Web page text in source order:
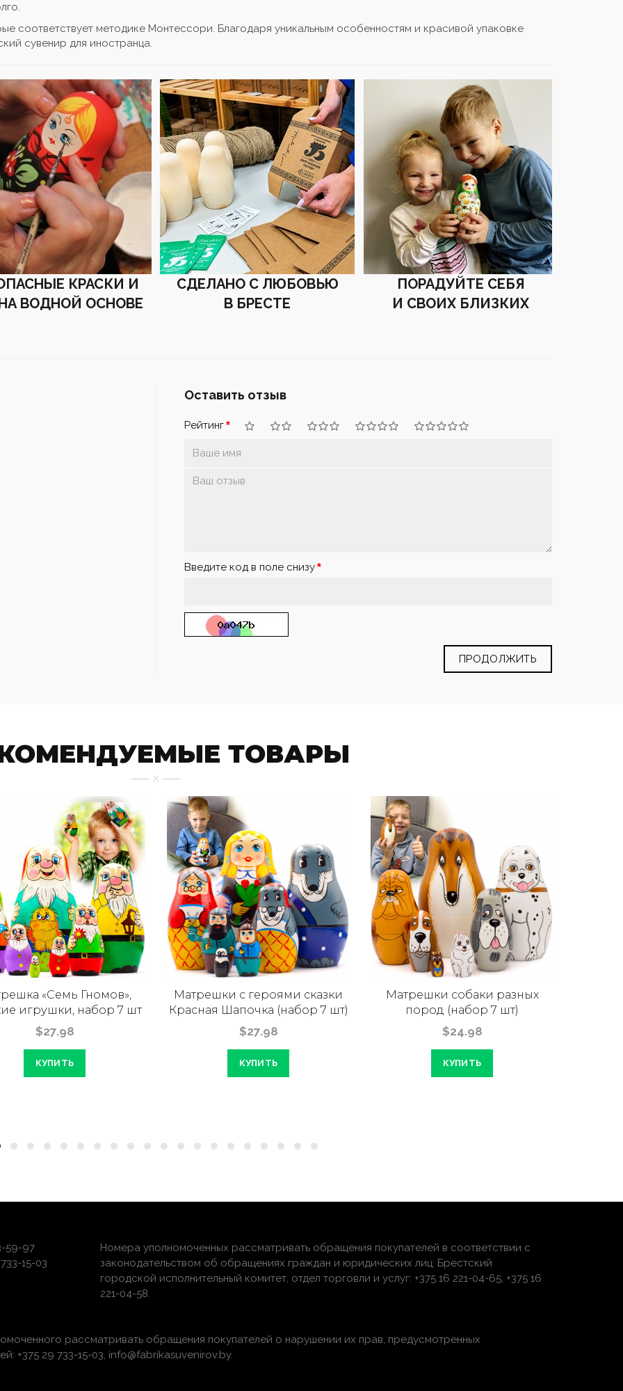
соответствует методике Монтессори. Благодаря уникальным особенностям и красивой упаковке
сувенир для иностранца.
КРАСКИ И
ВОДНОЙ ОСНОВЕ
СДЕЛАНО С ЛЮБОВЬЮ
В БРЕСТЕ
ПОРАДУЙТЕ СЕБЯ
И СВОИХ БЛИЗКИХ
Оставить отзыв
Рейтинг
Введите код в поле снизу
ПРОДОЛЖИТЬ
ТОВАРЫ
«Семь Гномов»,
игрушки, набор 7 шт
$27.98
КУПИТЬ
Матрешки с героями сказки
Красная Шапочка (набор 7 шт)
$27.98
КУПИТЬ
Матрешки собаки разных
пород (набор 7 шт)
$24.98
КУПИТЬ
59-97
15-03
Номера уполномоченных рассматривать обращения покупателей в соответствии с
законодательством об обращениях граждан и юридических лиц: Брестский
городской исполнительный комитет, отдел торговли и услуг: +375 16 221-04-65, +375 16
221-04-58.
рассматривать обращения покупателей о нарушении их прав, предусмотренных
+375 29 733-15-03, info@fabrikasuvenirov.by.